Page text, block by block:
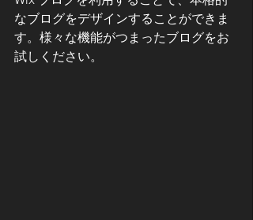
なブログをデザインすることができま
す。様々な機能がつまったブログをお
試しください。